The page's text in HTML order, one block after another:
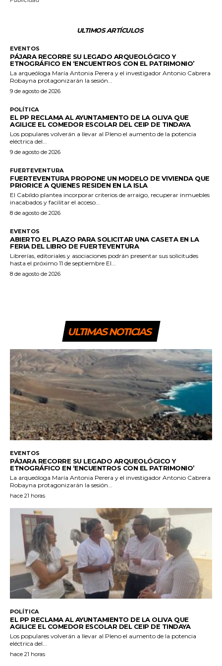
ULTIMOS ARTÍCULOS
EVENTOS
PÁJARA RECORRE SU LEGADO ARQUEOLÓGICO Y
ETNOGRÁFICO EN ‘ENCUENTROS CON EL PATRIMONIO’
La arqueóloga María Antonia Perera y el investigador Antonio Cabrera
Robayna protagonizarán la sesión...
9 de agosto de 2026
POLÍTICA
EL PP RECLAMA AL AYUNTAMIENTO DE LA OLIVA QUE
AGILICE EL COMEDOR ESCOLAR DEL CEIP DE TINDAYA
Los populares volverán a llevar al Pleno el aumento de la potencia
eléctrica del...
9 de agosto de 2026
FUERTEVENTURA
FUERTEVENTURA PROPONE UN MODELO DE VIVIENDA QUE
PRIORICE A QUIENES RESIDEN EN LA ISLA
El Cabildo plantea incorporar criterios de arraigo, recuperar inmuebles
inacabados y facilitar el acceso...
8 de agosto de 2026
EVENTOS
ABIERTO EL PLAZO PARA SOLICITAR UNA CASETA EN LA
FERIA DEL LIBRO DE FUERTEVENTURA
Librerías, editoriales y asociaciones podrán presentar sus solicitudes
hasta el próximo 11 de septiembre El...
8 de agosto de 2026
ULTIMAS NOTICIAS
EVENTOS
PÁJARA RECORRE SU LEGADO ARQUEOLÓGICO Y
ETNOGRÁFICO EN ‘ENCUENTROS CON EL PATRIMONIO’
La arqueóloga María Antonia Perera y el investigador Antonio Cabrera
Robayna protagonizarán la sesión...
hace 21 horas
POLÍTICA
EL PP RECLAMA AL AYUNTAMIENTO DE LA OLIVA QUE
AGILICE EL COMEDOR ESCOLAR DEL CEIP DE TINDAYA
Los populares volverán a llevar al Pleno el aumento de la potencia
eléctrica del...
hace 21 horas